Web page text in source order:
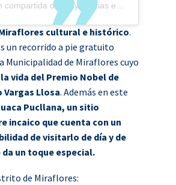
Una publicación compartida de Trayectorias en Viaje (@trayectoriasenviaje)
cultural e histórico.
un recorrido a pie gratuito
Municipalidad de Miraflores cuyo
la vida del Premio Nobel de
Vargas Llosa. Además en este
Pucllana, un sitio
incaico que cuenta con un
de visitarlo de día y de
un toque especial.
de Miraflores: